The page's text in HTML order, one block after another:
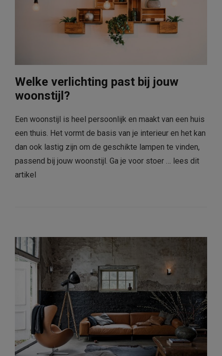
Welke verlichting past bij jouw
woonstijl?
Een woonstijl is heel persoonlijk en maakt van een huis
een thuis. Het vormt de basis van je interieur en het kan
dan ook lastig zijn om de geschikte lampen te vinden,
passend bij jouw woonstijl. Ga je voor stoer … lees dit
artikel